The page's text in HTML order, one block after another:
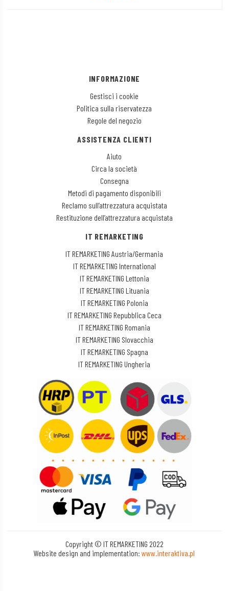
INFORMAZIONE
Gestisci i cookie
Politica sulla riservatezza
Regole del negozio
ASSISTENZA CLIENTI
Aiuto
Circa la società
Consegna
Metodi di pagamento disponibili
Reclamo sull’attrezzatura acquistata
Restituzione dell’attrezzatura acquistata
IT REMARKETING
IT REMARKETING Austria/Germania
IT REMARKETING International
IT REMARKETING Lettonia
IT REMARKETING Lituania
IT REMARKETING Polonia
IT REMARKETING Repubblica Ceca
IT REMARKETING Romania
IT REMARKETING Slovacchia
IT REMARKETING Spagna
IT REMARKETING Ungheria
Copyright © IT REMARKETING 2022
Website design and implementation:www.interaktiva.pl